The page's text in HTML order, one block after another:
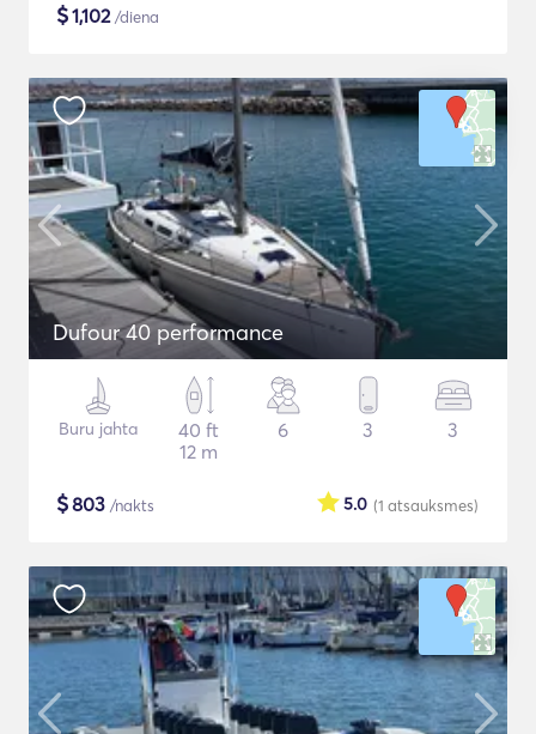
$1,102/diena
Dufour 40 performance
Buru jahta
40 ft
12 m
6 3 3
$803 /nakts (1 atsauksmes)
5.0